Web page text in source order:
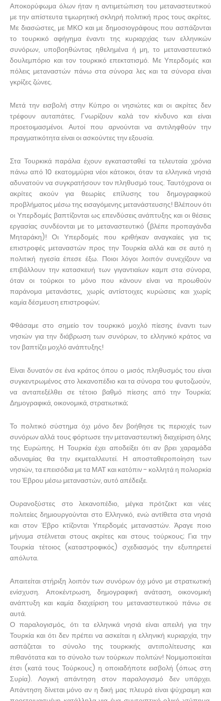
Αποκορύφωμα όλων ήταν η αντιμετώπιση του μεταναστευτικού
με την απίστευτα τιμωρητική σκληρή πολιτική προς τους ακρίτες.
Με διασώστες, με ΜΚΟ και με δημοσιογράφους που ασπάζονται
το τουρκικό αφήγημα έναντι της κυριαρχίας των ελληνικών
συνόρων, υποβοηθώντας ηθελημένα ή μη, το μεταναστευτικό
δουλεμπόριο και τον τουρκικό επεκτατισμό. Με Υπερδομές και
πόλεις μεταναστών πάνω στα σύνορα λες και τα σύνορα είναι
γκρίζες ζώνες.
Μετά την εισβολή στην Κύπρο οι νησιώτες και οι ακρίτες δεν
τρέφουν αυταπάτες. Γνωρίζουν καλά τον κίνδυνο και είναι
προετοιμασμένοι. Αυτοί που αρνούνται να αντιληφθούν την
πραγματικότητα είναι οι ασκούντες την εξουσία.
Στα Τουρκικά παράλια έχουν εγκατασταθεί τα τελευταία χρόνια
πάνω από 10 εκατομμύρια νέοι κάτοικοι, όταν τα ελληνικά νησιά
αδυνατούν να συγκρατήσουν τον πληθυσμό τους. Ταυτόχρονα οι
ακρίτες ακούν για θεωρίες επίλυσης του δημογραφικού
προβλήματος μέσω της εισαγόμενης μετανάστευσης! Βλέπουν ότι
οι Υπερδομές βαπτίζονται ως επενδύσεις ανάπτυξης και οι θέσεις
εργασίας συνδέονται με το μεταναστευτικό (βλέπε προπαγάνδα
Μηταράκη)! Οι Υπερδομές που κριθήκαν αναγκαίες για τις
επιστροφές μεταναστών προς την Τουρκία αλλά και σε αυτό η
πολιτική ηγεσία έπεσε έξω. Ποιοι λόγοι λοιπόν συνεχίζουν να
επιβάλλουν την κατασκευή των γιγαντιαίων καμπ στα σύνορα,
όταν οι τούρκοι το μόνο που κάνουν είναι να προωθούν
παράνομα μετανάστες, χωρίς αντίστοιχες κυρώσεις και χωρίς
καμία δέσμευση επιστροφών;
Φθάσαμε στο σημείο τον τουρκικό μοχλό πίεσης έναντι των
νησιών για την διάβρωση των συνόρων, το ελληνικό κράτος να
τον βαπτίζει μοχλό ανάπτυξης!
Είναι δυνατόν σε ένα κράτος όπου ο μισός πληθυσμός του είναι
συγκεντρωμένος στο λεκανοπέδιο και τα σύνορα του φυτοζωούν,
να ανταπεξέλθει σε τέτοιο βαθμό πίεσης από την Τουρκία;
Δημογραφικά, οικονομικά, στρατιωτικά;
Το πολιτικό σύστημα όχι μόνο δεν βοήθησε τις περιοχές των
συνόρων αλλά τους φόρτωσε την μεταναστευτική διαχείριση όλης
της Ευρώπης. Η Τουρκία έχει αποδείξει ότι αν βρει χαραμάδα
αδυναμίας θα την εκμεταλλευτεί. Η αποσταθεροποίηση των
νησιών, τα επεισόδια με τα ΜΑΤ και κατόπιν - κολλητά η πολιορκία
του Έβρου μέσω μεταναστών, αυτό απέδειξε.
Ουρανοξύστες στο λεκανοπέδιο, μέγκα πρότζεκτ και νέες
πολιτείες δημιουργούνται στο Ελληνικό, ενώ αντίθετα στα νησιά
και στον Έβρο κτίζονται Υπερδομές μεταναστών. Άραγε ποιο
μήνυμα στέλνεται στους ακρίτες και στους τούρκους; Για την
Τουρκία τέτοιος (καταστροφικός) σχεδιασμός την εξυπηρετεί
απόλυτα.
Απαιτείται στήριξη λοιπόν των συνόρων όχι μόνο με στρατιωτική
ενίσχυση. Αποκέντρωση, δημογραφική ανάταση, οικονομική
ανάπτυξη και καμία διαχείριση του μεταναστευτικού πάνω σε
αυτά.
Ο παραλογισμός, ότι τα ελληνικά νησιά είναι απειλή για την
Τουρκία και ότι δεν πρέπει να ασκείται η ελληνική κυριαρχία, την
ασπάζεται το σύνολο της τουρκικής αντιπολίτευσης και
πιθανότατα και το σύνολο των τούρκων πολιτών! Νομιμοποιείται
έτσι (κατά τους Τούρκους) η οποιαδήποτε εισβολή (όπως στη
Συρία). Λογική απάντηση στον παραλογισμό δεν υπάρχει.
Απάντηση δίνεται μόνο αν η δική μας πλευρά είναι ψύχραιμη και